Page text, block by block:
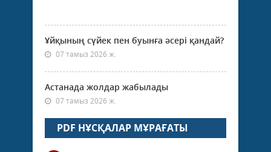
Ұйқының сүйек пен буынға әсері қандай?
07 тамыз 2026 ж.
Астанада жолдар жабылады
07 тамыз 2026 ж.
PDF НҰСҚАЛАР МҰРАҒАТЫ